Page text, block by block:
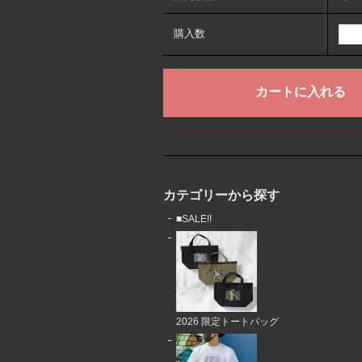
購入数
カテゴリーから探す
■SALE!!
2026 限定トートバッグ